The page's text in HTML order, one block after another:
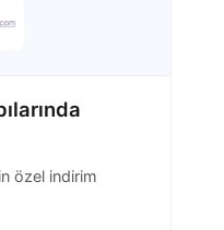
özel indirim